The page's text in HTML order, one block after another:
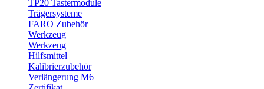
TP20 Tastermodule
Trägersysteme
FARO Zubehör
Werkzeug
Werkzeug
Hilfsmittel
Kalibrierzubehör
Verlängerung M6